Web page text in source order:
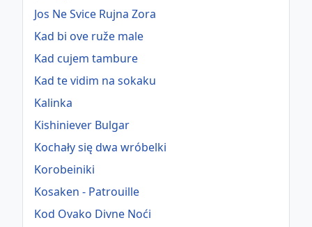
Jos Ne Svice Rujna Zora
Kad bi ove ruže male
Kad cujem tambure
Kad te vidim na sokaku
Kalinka
Kishiniever Bulgar
Kochały się dwa wróbelki
Korobeiniki
Kosaken - Patrouille
Kod Ovako Divne Noći